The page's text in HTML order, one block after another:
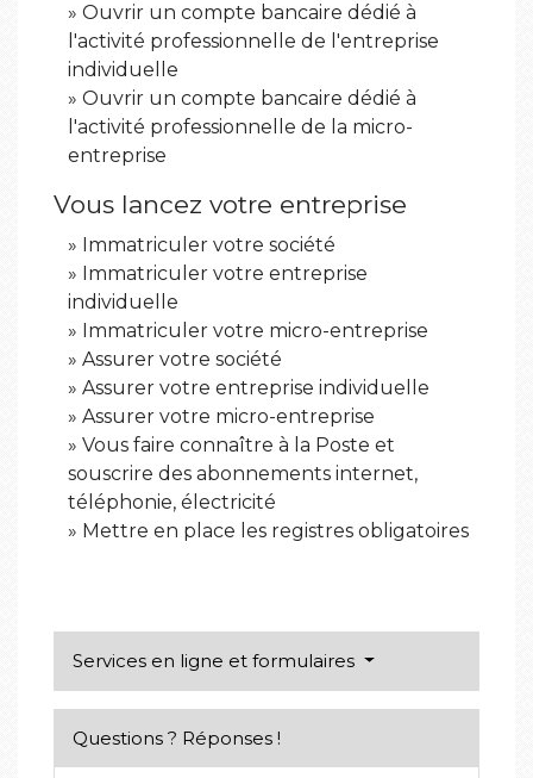
Ouvrir un compte bancaire dédié à
l'activité professionnelle de l'entreprise
individuelle
Ouvrir un compte bancaire dédié à
l'activité professionnelle de la micro-
entreprise
Vous lancez votre entreprise
Immatriculer votre société
Immatriculer votre entreprise
individuelle
Immatriculer votre micro-entreprise
Assurer votre société
Assurer votre entreprise individuelle
Assurer votre micro-entreprise
Vous faire connaître à la Poste et
souscrire des abonnements internet,
téléphonie, électricité
Mettre en place les registres obligatoires
Services en ligne et formulaires
Questions ? Réponses !